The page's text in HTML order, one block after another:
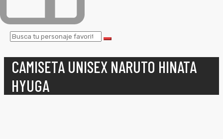
CAMISETA UNISEX NARUTO HINATA
HYUGA